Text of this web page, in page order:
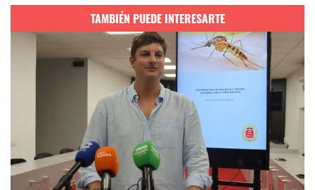
TAMBIÉN PUEDE INTERESARTE